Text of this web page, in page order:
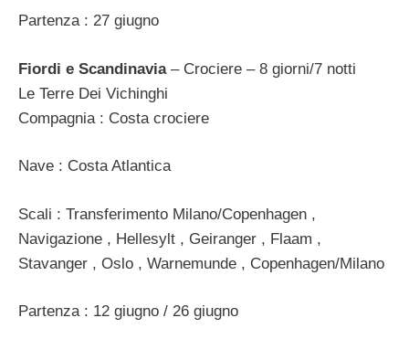
Partenza : 27 giugno
Fiordi e Scandinavia– Crociere – 8 giorni/7 notti
Le Terre Dei Vichinghi
Compagnia : Costa crociere
Nave : Costa Atlantica
Scali : Transferimento Milano/Copenhagen ,
Navigazione , Hellesylt , Geiranger , Flaam ,
Stavanger , Oslo , Warnemunde , Copenhagen/Milano
Partenza : 12 giugno / 26 giugno